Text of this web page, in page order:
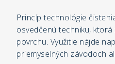
Princíp technológie
osvedčenú techniku,
povrchu. Využitie nájde
priemyselných závodoch